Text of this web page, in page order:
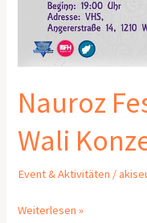
Nauroz
Wali
Event & Aktivitäten /
Weiterlesen »